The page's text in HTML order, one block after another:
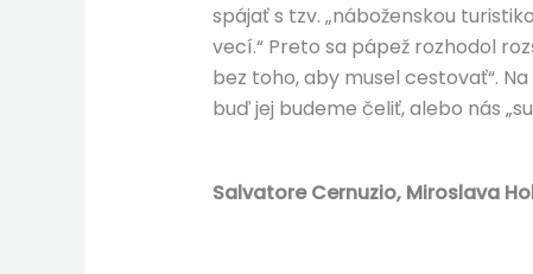
spájať s tzv. „náboženskou
vecí.“ Preto sa pápež rozhodol
bez toho, aby musel cestovať“.
buď jej budeme čeliť, alebo nás
Salvatore Cernuzio, Miroslava